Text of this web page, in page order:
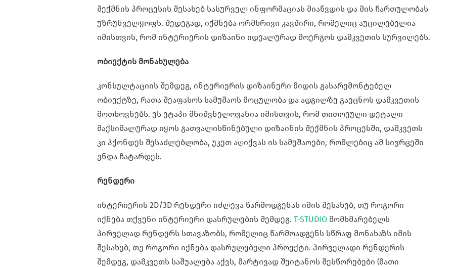
შექმნის პროცესის შესახებ სასურველ ინფორმაციას მიაწვდის და მის ჩართულობას
უზრუნველყოფს. შედეგად, იქმნება ორმხრივი კავშირი, რომელიც აუცილებელია
იმისთვის, რომ ინტერიერის დიზაინი იდეალურად მოერგოს დამკვეთის სურვილებს.
ობიექტის მონახულება
კონსულტაციის შემდეგ, ინტერიერის დიზაინერი მიდის გასარემონტებელ
ობიექტზე, რათა შეაფასოს სამუშაოს მოცულობა და ადგილზე გაეცნოს დამკვეთის
მოთხოვნებს. ეს ეტაპი მნიშვნელოვანია იმისთვის, რომ თითოეული დეტალი
მაქსიმალურად იყოს გათვალისწინებული დიზაინის შექმნის პროცესში, დამკვეთს
კი ჰქონდეს შესაძლებლობა, უკეთ აღიქვას ის სამუშაოები, რომლებიც ამ სივრცეში
უნდა ჩატარდეს.
რენდერი
ინტერიერის 2D/3D რენდერი იძლევა წარმოდგენას იმის შესახებ, თუ როგორი
იქნება თქვენი ინტერიერი დასრულების შემდეგ. T-STUDIO მომხმარებელს
პირველად რენდერს სთავაზობს, რომელიც წარმოადგენს სწრაფ მონახაზს იმის
შესახებ, თუ როგორი იქნება დასრულებული პროექტი. პირველადი რენდერის
შემდეგ, დამკვეთს საშუალება აქვს, მარტივად შეიტანოს შესწორებები (მათი